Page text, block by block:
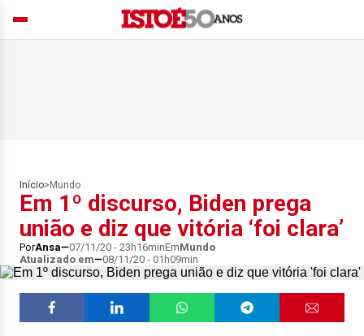
Início> Mundo
Em 1º discurso, Biden prega
união e diz que vitória ‘foi clara’
PorAnsa 07/11/20 - 23h16minEmMundo
Atualizado em
08/11/20 - 01h09min